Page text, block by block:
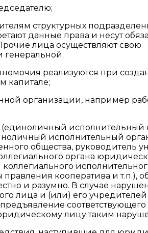
структурных
данные права и несут
лица осуществляют свою
генеральной;
реализуются при
капитале;
организации, например
(единоличный исполнительный
исполнительный
общества, руководитель
органа
кооператива и т.п.),
и разумно. В случае
лица и (или) его учредителей
соответствующего
лицу таким